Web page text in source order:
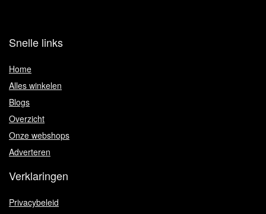
Snelle links
Home
Alles winkelen
Blogs
Overzicht
Onze webshops
Adverteren
Verklaringen
Privacybeleid